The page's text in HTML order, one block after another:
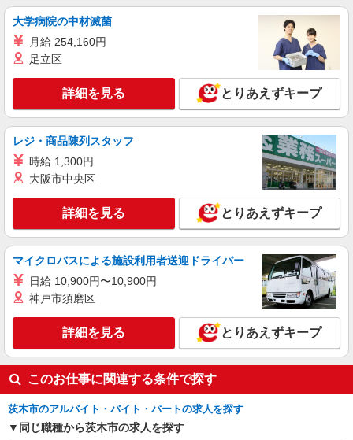
パート
パナソニック エイジフリーハウス茨木総持寺
介護職／サ高住／小規模多機能／パート
時給1,231円〜1,422円 ※経験・能力・資格等
による 社会福祉士・介護福祉士（夜勤専従） 時給
1,422円 社会福祉士・介護福祉士 時給1,295円 そ
の他資格（夜勤専従） 時給1,308円 その他資格 時
給1,231円 ※一律処遇改善加算含む 〇時間外勤務
手当 〇土日祝勤務手当 〇夜勤手当 〇深夜勤務手
当 〇年末年始勤務手当 〇早朝7:00〜8:00/夜間
パナソニック エイジフリーハウス茨木総持寺
大阪府茨木市橋の内2丁目12番31号
キープ 詳細を見る
パナソニック エイジフリーケアセンター茨木鮎川
デイサービス／介護職／PMのみ
時給1,295円〜1,358円 ※経験・能力・資格等
による 社会福祉士・介護福祉士 時給1,358円 その
他資格 時給1,295円 ※一律処遇改善加算含む 〇時
間外勤務手当 〇土日祝勤務手当 〇無事故無違反表
パナソニック エイジフリーケアセンター茨木
鮎川 大阪府茨木市鮎川4丁目26番22号
キープ 詳細を見る
パート
パナソニック エイジフリーケアセンター茨木鮎川
訪問入浴／介護職／運転あり／パート／勤務日
数は応相談
時給1,397円〜1,460円 ※経験・能力・資格等
大学病院の中材滅菌
月給 254,160円
足立区
詳細を見る とりあえずキープ
レジ・商品陳列スタッフ
時給 1,300円
大阪市中央区
詳細を見る とりあえずキープ
マイクロバスによる施設利用者送迎ドライバー
日給 10,900円〜10,900円
神戸市須磨区
詳細を見る とりあえずキープ
このお仕事に関連する条件で探す
茨木市のアルバイト・バイト・パートの求人を探す
同じ職種から茨木市の求人を探す